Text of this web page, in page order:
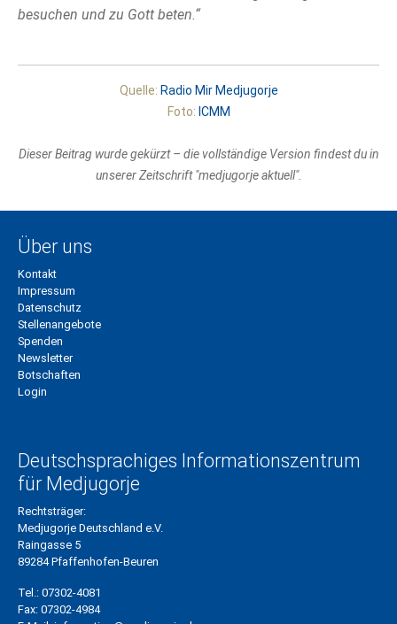
besuchen und zu Gott beten.“
Quelle: Radio Mir Medjugorje
Foto: ICMM
Dieser Beitrag wurde gekürzt – die vollständige Version findest du in
unserer Zeitschrift "medjugorje aktuell".
Über uns
Kontakt
Impressum
Datenschutz
Stellenangebote
Spenden
Newsletter
Botschaften
Login
Deutschsprachiges Informationszentrum
für Medjugorje
Rechtsträger:
Medjugorje Deutschland e.V.
Raingasse 5
89284 Pfaffenhofen-Beuren
Tel.: 07302-4081
Fax: 07302-4984